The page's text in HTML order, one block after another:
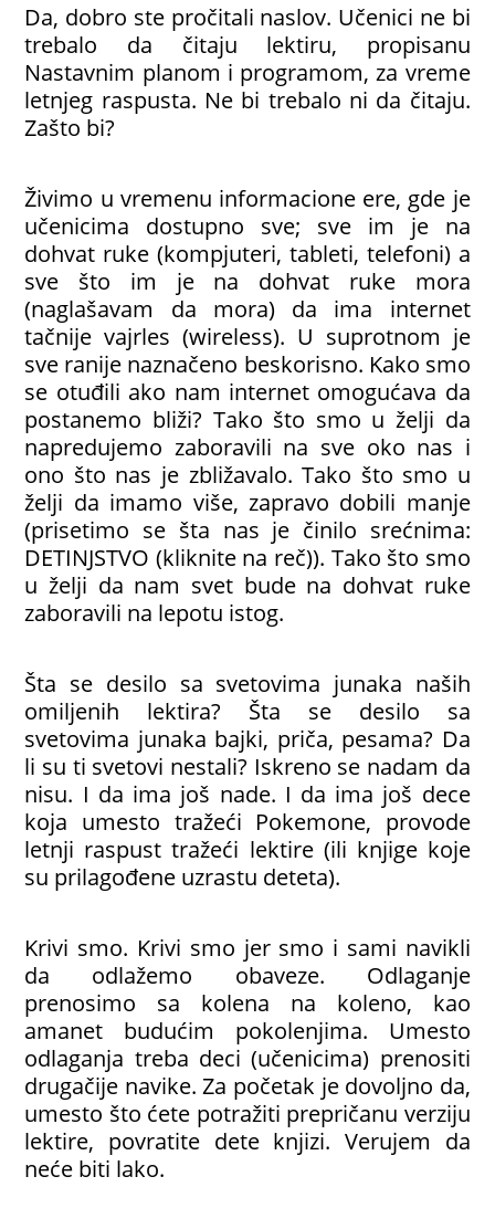
Da, dobro ste pročitali naslov. Učenici ne bi
trebalo da čitaju lektiru, propisanu
Nastavnim planom i programom, za vreme
letnjeg raspusta. Ne bi trebalo ni da čitaju.
Zašto bi?
Živimo u vremenu informacione ere, gde je
učenicima dostupno sve; sve im je na
dohvat ruke (kompjuteri, tableti, telefoni) a
sve što im je na dohvat ruke mora
(naglašavam da mora) da ima internet
tačnije vajrles (wireless). U suprotnom je
sve ranije naznačeno beskorisno. Kako smo
se otuđili ako nam internet omogućava da
postanemo bliži? Tako što smo u želji da
napredujemo zaboravili na sve oko nas i
ono što nas je zbližavalo. Tako što smo u
želji da imamo više, zapravo dobili manje
(prisetimo se šta nas je činilo srećnima:
DETINJSTVO (kliknite na reč)). Tako što smo
u želji da nam svet bude na dohvat ruke
zaboravili na lepotu istog.
Šta se desilo sa svetovima junaka naših
omiljenih lektira? Šta se desilo sa
svetovima junaka bajki, priča, pesama? Da
li su ti svetovi nestali? Iskreno se nadam da
nisu. I da ima još nade. I da ima još dece
koja umesto tražeći Pokemone, provode
letnji raspust tražeći lektire (ili knjige koje
su prilagođene uzrastu deteta).
Krivi smo. Krivi smo jer smo i sami navikli
da odlažemo obaveze. Odlaganje
prenosimo sa kolena na koleno, kao
amanet budućim pokolenjima. Umesto
odlaganja treba deci (učenicima) prenositi
drugačije navike. Za početak je dovoljno da,
umesto što ćete potražiti prepričanu verziju
lektire, povratite dete knjizi. Verujem da
neće biti lako.